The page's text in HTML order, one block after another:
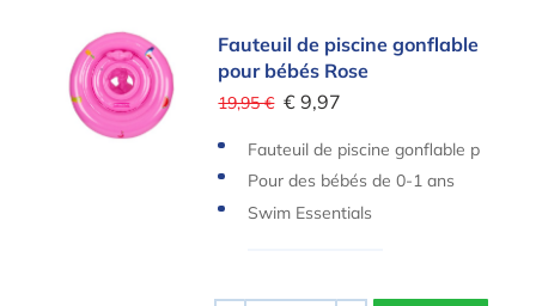
Fauteuil de piscine gonflable pour bébés Rose
Fauteuil de piscine gonflable
pour bébés Rose
19,95 € € 9,97
Fauteuil de piscine gonflable p
our bébés Rose
Pour des bébés de 0-1 ans
Swim Essentials